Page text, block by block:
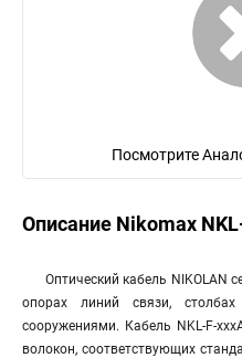
Посмотрите
Описание Nikomax
Оптический кабель NIKOLAN
опорах линий связи,
сооружениями. Кабель NKL-F-
волокон, соответствующих